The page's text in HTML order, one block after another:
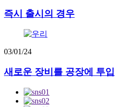
즉시 출시의 경우
03/01/24
새로운 장비를 공장에 투입